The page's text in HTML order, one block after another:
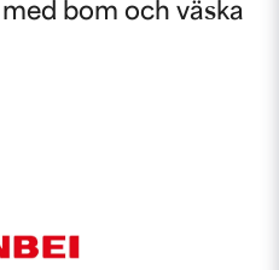
bom och väska